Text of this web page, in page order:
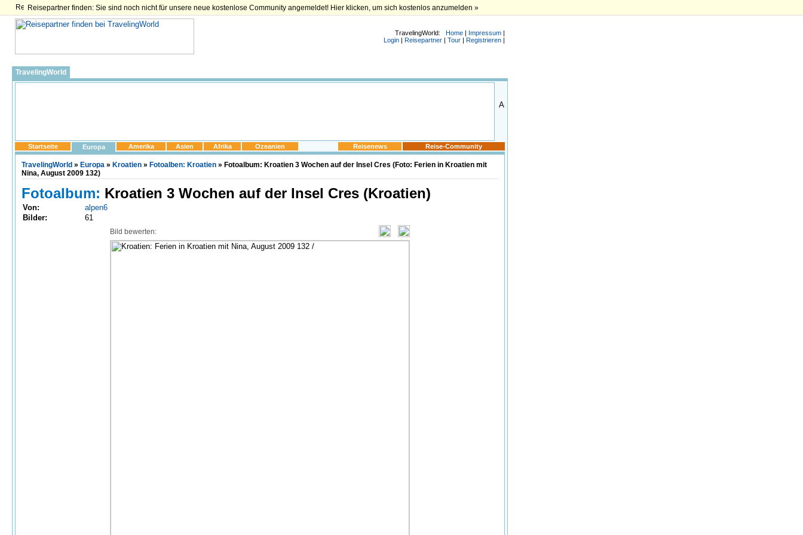
Reisepartner finden: Sie sind noch nicht für unsere neue kostenlose Community angemeldet! Hier klicken, um sich kostenlos anzumelden »
TravelingWorld: Home | Impressum |
Login | Reisepartner | Tour | Registrieren |
TravelingWorld
Startseite Europa Amerika Asien Afrika Ozeanien Reisenews Reise-Community
TravelingWorld » Europa » Kroatien » Fotoalben: Kroatien » Fotoalbum: Kroatien 3 Wochen auf der Insel Cres (Foto: Ferien in Kroatien mit
Nina, August 2009 132)
Fotoalbum: Kroatien 3 Wochen auf der Insel Cres (Kroatien)
Von:
alpen6
Bilder:
61
Bild bewerten: